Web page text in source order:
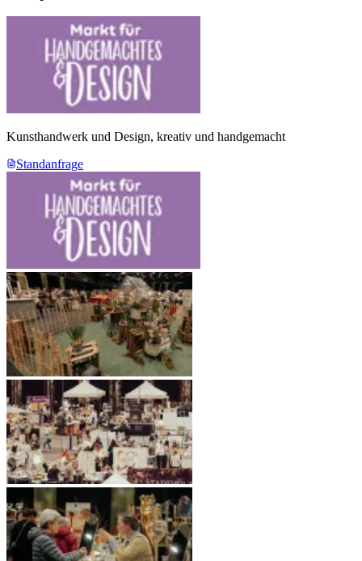
Kunsthandwerk und Design, kreativ und handgemacht
Standanfrage